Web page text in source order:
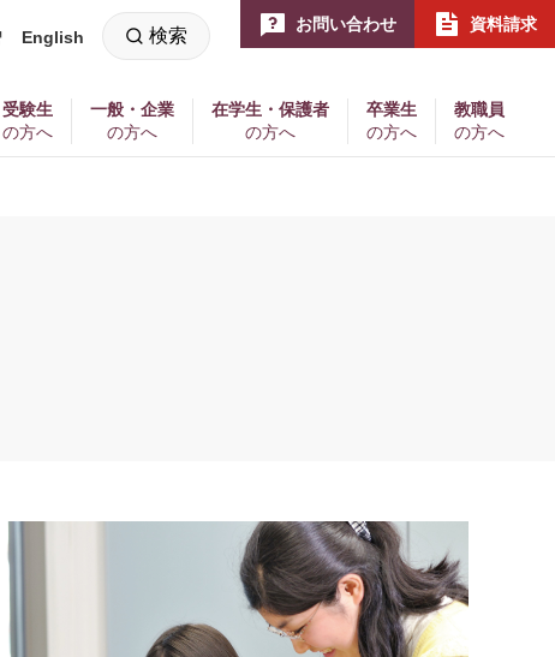
新
ィ
ン
ド
ウ
English 検索
お問い合わせ 資料請求
受験生
の方へ
一般・企業
の方へ
在学生・保護者
の方へ
卒業生
の方へ
教職員
の方へ